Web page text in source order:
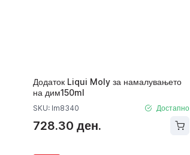
Додаток Liqui Moly за намалувањето
на дим150ml
SKU: lm8340 Достапно
728.30 ден.